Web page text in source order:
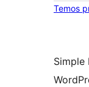
Temos
Simple